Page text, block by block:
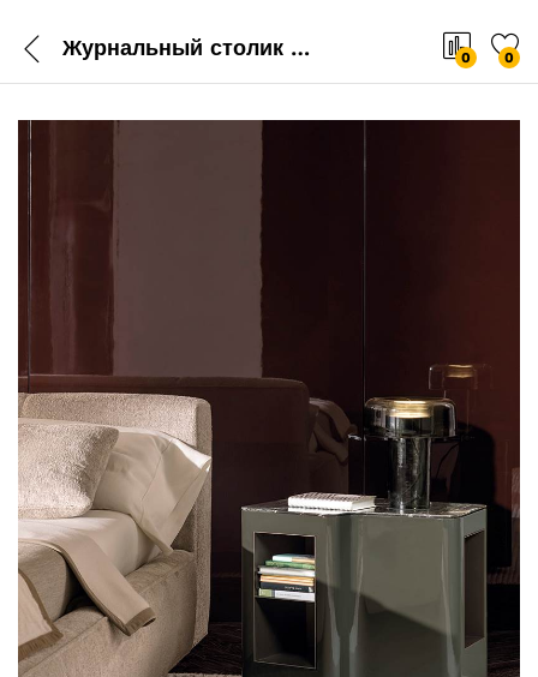
Журнальный столик Minotti Lou 0 0